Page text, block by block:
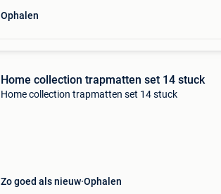
Ophalen
Home collection trapmatten set 14 stuck
Home collection trapmatten set 14 stuck
Zo goed als nieuw Ophalen